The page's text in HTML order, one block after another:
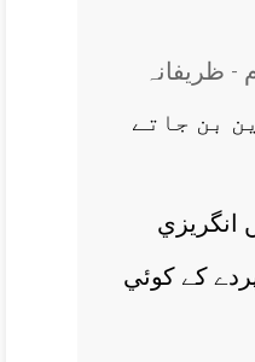
ظریفانہ
بن جاتے
انگريزي
کے کوئي